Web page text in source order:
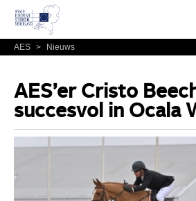
AES > Nieuws
AES’er Cristo
succesvol in Ocala